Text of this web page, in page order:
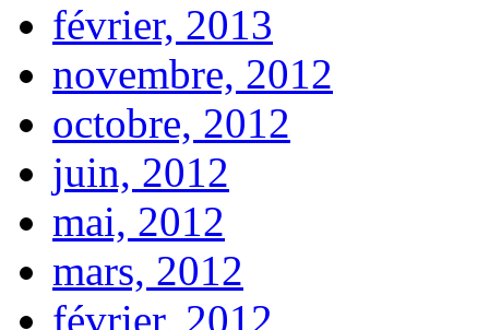
février, 2013
novembre, 2012
octobre, 2012
juin, 2012
mai, 2012
mars, 2012
février, 2012